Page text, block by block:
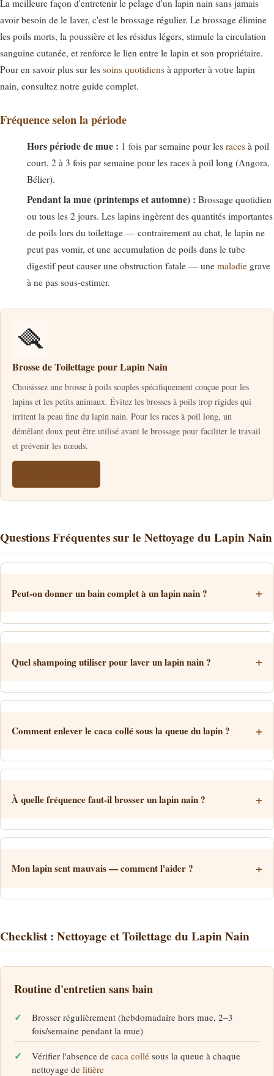
La meilleure façon d'entretenir le pelage d'un lapin nain sans jamais
avoir besoin de le laver, c'est le brossage régulier. Le brossage élimine
les poils morts, la poussière et les résidus légers, stimule la circulation
sanguine cutanée, et renforce le lien entre le lapin et son propriétaire.
Pour en savoir plus sur les soins quotidiens à apporter à votre lapin
nain, consultez notre guide complet.
Fréquence selon la période
Hors période de mue : 1 fois par semaine pour lesraces à poil
court, 2 à 3 fois par semaine pour les races à poil long (Angora,
Bélier).
Pendant la mue (printemps et automne) : Brossage quotidien
ou tous les 2 jours. Les lapins ingèrent des quantités importantes
de poils lors du toilettage — contrairement au chat, le lapin ne
peut pas vomir, et une accumulation de poils dans le tube
digestif peut causer une obstruction fatale — unemaladie grave
à ne pas sous-estimer.
🪮
Brosse de Toilettage pour Lapin Nain
Choisissez une brosse à poils souples spécifiquement conçue pour les
lapins et les petits animaux. Évitez les brosses à poils trop rigides qui
irritent la peau fine du lapin nain. Pour les races à poil long, un
démêlant doux peut être utilisé avant le brossage pour faciliter le travail
et prévenir les nœuds.
Questions Fréquentes sur le Nettoyage du Lapin Nain
Peut-on donner un bain complet à un lapin nain ?
Quel shampoing utiliser pour laver un lapin nain ?
Comment enlever le caca collé sous la queue du lapin ?
À quelle fréquence faut-il brosser un lapin nain ?
Mon lapin sent mauvais — comment l'aider ?
Checklist : Nettoyage et Toilettage du Lapin Nain
Routine d'entretien sans bain
Brosser régulièrement (hebdomadaire hors mue, 2–3
fois/semaine pendant la mue)
Vérifier l'absence decaca collé sous la queue à chaque
nettoyage delitière